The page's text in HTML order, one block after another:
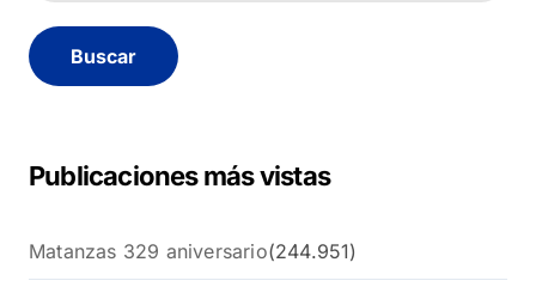
c
a
Publicaciones más vistas
Matanzas 329 aniversario(244.951)